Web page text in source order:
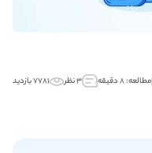
مطالعه: ۸ دقیقه ۳ نظر ۷۷۸۱ بازدید